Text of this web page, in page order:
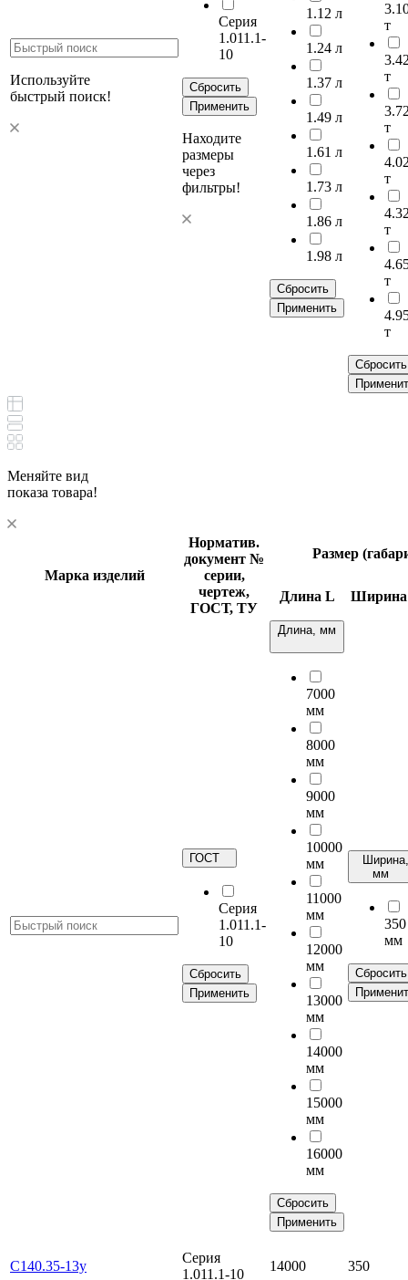
Используйте
быстрый поиск!
Серия
1.011.1-
10
Сбросить
Применить
Находите
размеры
через
фильтры!
1.12 л
1.24 л
1.37 л
1.49 л
1.61 л
1.73 л
1.86 л
1.98 л
Сбросить
Применить
т
т
т
т
т
т
т
Сбросить
Меняйте вид
показа товара!
Марка изделий
Норматив.
документ №
серии,
чертеж,
ГОСТ, ТУ
Размер
Длина L
ГОСТ
Серия
1.011.1-
10
Сбросить
Применить
Длина, мм
7000
мм
8000
мм
9000
мм
10000
мм
11000
мм
12000
мм
13000
мм
14000
мм
15000
мм
16000
мм
Сбросить
Применить
Ширина,
мм
350
мм
Сбросить
С140.35-13у
Серия
1.011.1-10
14000 350